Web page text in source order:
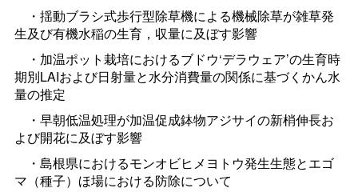
・揺動ブラシ式歩行型除草機による機械除草が雑草発
生及び有機水稲の生育，収量に及ぼす影響
・加温ポット栽培におけるブドウ‘デラウェア’の生育時
期別LAIおよび日射量と水分消費量の関係に基づくかん水
量の推定
・早朝低温処理が加温促成鉢物アジサイの新梢伸長お
よび開花に及ぼす影響
・島根県におけるモンオビヒメヨトウ発生生態とエゴ
マ（種子）ほ場における防除について